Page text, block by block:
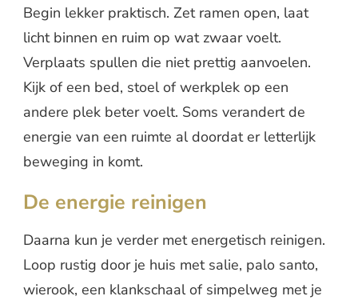
Begin lekker praktisch. Zet ramen open, laat
licht binnen en ruim op wat zwaar voelt.
Verplaats spullen die niet prettig aanvoelen.
Kijk of een bed, stoel of werkplek op een
andere plek beter voelt. Soms verandert de
energie van een ruimte al doordat er letterlijk
beweging in komt.
De energie reinigen
Daarna kun je verder met energetisch reinigen.
Loop rustig door je huis met salie, palo santo,
wierook, een klankschaal of simpelweg met je